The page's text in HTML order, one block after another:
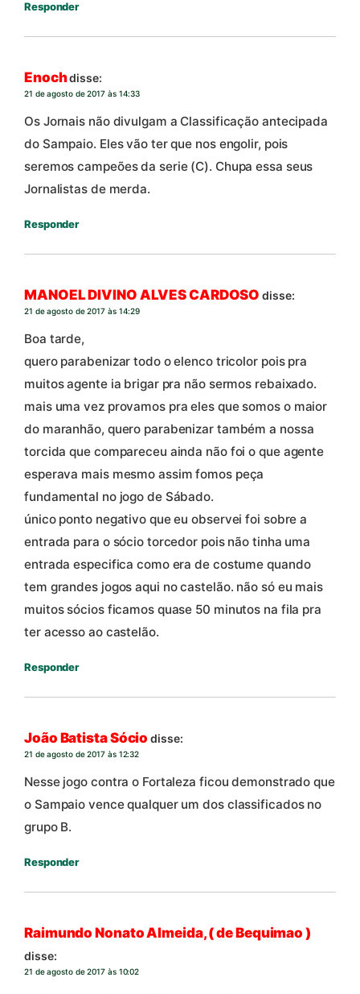
Responder
Enochdisse:
21 de agosto de 2017 às 14:33
Os Jornais não divulgam a Classificação antecipada
do Sampaio. Eles vão ter que nos engolir, pois
seremos campeões da serie (C). Chupa essa seus
Jornalistas de merda.
Responder
MANOEL DIVINO ALVES CARDOSO disse:
21 de agosto de 2017 às 14:29
Boa tarde,
quero parabenizar todo o elenco tricolor pois pra
muitos agente ia brigar pra não sermos rebaixado.
mais uma vez provamos pra eles que somos o maior
do maranhão, quero parabenizar também a nossa
torcida que compareceu ainda não foi o que agente
esperava mais mesmo assim fomos peça
fundamental no jogo de Sábado.
único ponto negativo que eu observei foi sobre a
entrada para o sócio torcedor pois não tinha uma
entrada especifica como era de costume quando
tem grandes jogos aqui no castelão. não só eu mais
muitos sócios ficamos quase 50 minutos na fila pra
ter acesso ao castelão.
Responder
João Batista Sócio disse:
21 de agosto de 2017 às 12:32
Nesse jogo contra o Fortaleza ficou demonstrado que
o Sampaio vence qualquer um dos classificados no
grupo B.
Responder
Raimundo Nonato Almeida, ( de Bequimao )
disse:
21 de agosto de 2017 às 10:02